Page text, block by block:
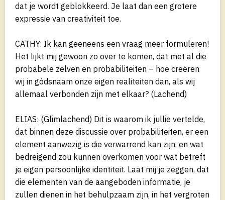
dat je wordt geblokkeerd. Je laat dan een grotere
expressie van creativiteit toe.
CATHY: Ik kan geeneens een vraag meer formuleren!
Het lijkt mij gewoon zo over te komen, dat met al die
probabele zelven en probabiliteiten – hoe creëren
wij in gódsnaam onze eigen realiteiten dan, als wij
allemaal verbonden zijn met elkaar? (Lachend)
ELIAS: (Glimlachend) Dit is waarom ik jullie vertelde,
dat binnen deze discussie over probabiliteiten, er een
element aanwezig is die verwarrend kan zijn, en wat
bedreigend zou kunnen overkomen voor wat betreft
je eigen persoonlijke identiteit. Laat mij je zeggen, dat
die elementen van de aangeboden informatie, je
zullen dienen in het behulpzaam zijn, in het vergroten